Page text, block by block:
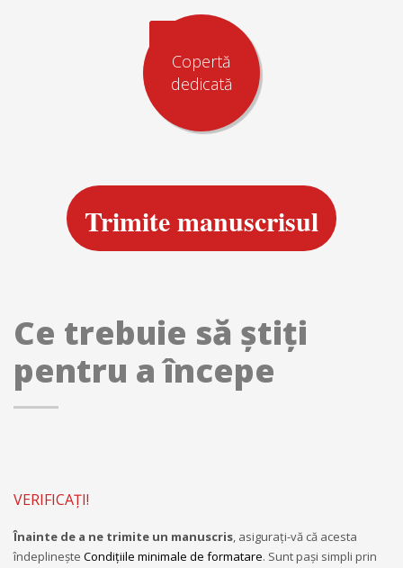
Copertă
dedicată
Trimite manuscrisul
Ce trebuie să știți
pentru a începe
VERIFICAȚI!
Înainte de a ne trimite un manuscris, asiguraţi-vă că acesta
îndeplineşte Condiţiile minimale de formatare. Sunt paşi simpli prin